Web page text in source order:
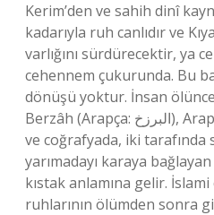
Kerim’den ve sahih dinî
kadarıyla ruh canlıdır ve
varlığını sürdürecektir, ya
cehennem çukurunda. Bu
dönüşü yoktur. İnsan
Berzâh (Arapça: البرزخ), Arapça kökenli bir kelimedir
ve coğrafyada, iki
yarımadayı karaya
kıstak anlamına gelir.
ruhlarının ölümden sonra